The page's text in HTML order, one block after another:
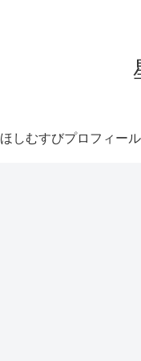
ほしむすびプロフィール